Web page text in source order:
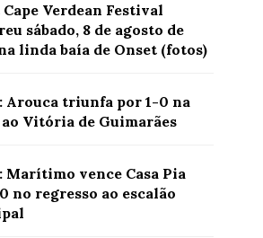
Verdean Festival
sábado, 8 de agosto de
linda baía de Onset (fotos)
Arouca triunfa por 1-0 na
Vitória de Guimarães
Marítimo vence Casa Pia
no regresso ao escalão